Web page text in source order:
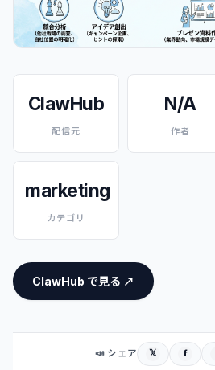
ClawHub
配信元
N/A
作者
marketing
カテゴリ
ClawHub で見る ↗
📣 シェア 𝕏 f